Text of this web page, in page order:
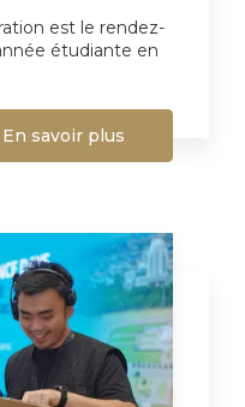
est le rendez-
étudiante en
En savoir plus